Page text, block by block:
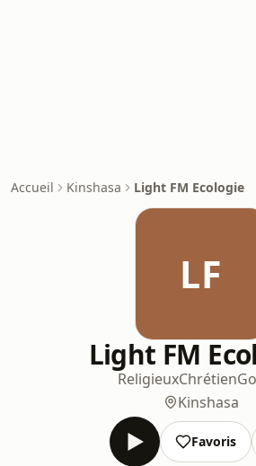
Accueil Kinshasa Light FM Ecologie
LF
Light FM
ReligieuxChrétien
Kinshasa
Favoris